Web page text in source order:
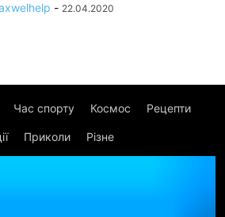
- 22.04.2020
Час спорту Космос Рецепти
Приколи Різне